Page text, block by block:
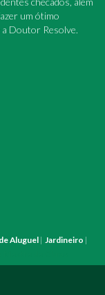
um ótimo
Doutor Resolve.
Aluguel| Jardineiro |
Residencial